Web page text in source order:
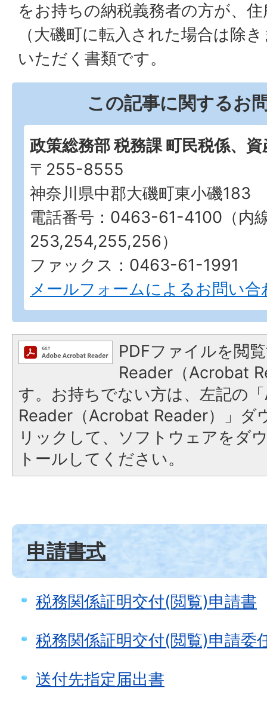
をお持ちの納税義務者の方が、
（大磯町に転入された場合は除
いただく書類です。
この記事に関するお
政策総務部 税務課 町民税係、
〒255-8555
神奈川県中郡大磯町東小磯183
電話番号：0463-61-4100（内
253,254,255,256）
ファックス：0463-61-1991
メールフォームによるお問い合
PDFファイルを閲
Reader（Acrobat
す。お持ちでない方は、左記の
Reader（Acrobat Reader）」ダ
リックして、ソフトウェアをダ
トールしてください。
申請書式
税務関係証明交付(閲覧)申請書
税務関係証明交付(閲覧)申請委
送付先指定届出書